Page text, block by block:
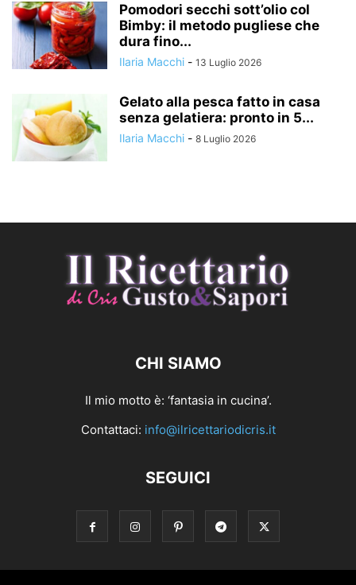
Pomodori secchi sott’olio col
Bimby: il metodo pugliese che
dura fino...
Ilaria Macchi - 13 Luglio 2026
Gelato alla pesca fatto in casa
senza gelatiera: pronto in 5...
Ilaria Macchi - 8 Luglio 2026
CHI SIAMO
Il mio motto è: ‘fantasia in cucina’.
Contattaci: info@ilricettariodicris.it
SEGUICI